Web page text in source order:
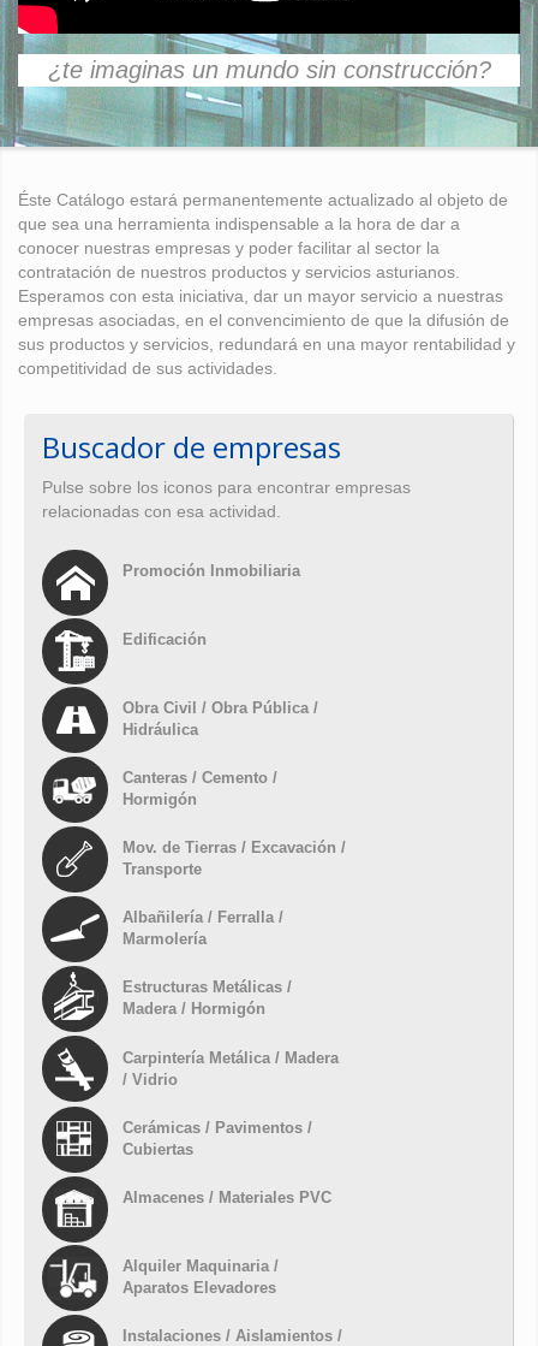
¿te imaginas un mundo sin construcción?
Éste Catálogo estará permanentemente actualizado al objeto de
que sea una herramienta indispensable a la hora de dar a
conocer nuestras empresas y poder facilitar al sector la
contratación de nuestros productos y servicios asturianos.
Esperamos con esta iniciativa, dar un mayor servicio a nuestras
empresas asociadas, en el convencimiento de que la difusión de
sus productos y servicios, redundará en una mayor rentabilidad y
competitividad de sus actividades.
Buscador de empresas
Pulse sobre los iconos para encontrar empresas
relacionadas con esa actividad.
Promoción Inmobiliaria
Edificación
Obra Civil / Obra Pública /
Hidráulica
Canteras / Cemento /
Hormigón
Mov. de Tierras / Excavación /
Transporte
Albañilería / Ferralla /
Marmolería
Estructuras Metálicas /
Madera / Hormigón
Carpintería Metálica / Madera
/ Vidrio
Cerámicas / Pavimentos /
Cubiertas
Almacenes / Materiales PVC
Alquiler Maquinaria /
Aparatos Elevadores
Instalaciones / Aislamientos /